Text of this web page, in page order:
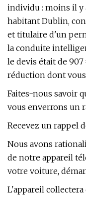
individu : moins il y
habitant Dublin,
et titulaire d'un
la conduite
le devis était de
réduction dont
Faites-nous savoir
vous enverrons un
Recevez un rappel
Nous avons
de notre appareil
votre voiture,
L'appareil